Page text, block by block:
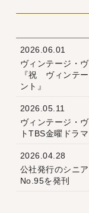
2026.06.01
ヴィンテージ・
『祝 ヴィンテ
ント』
2026.05.11
ヴィンテージ・
トTBS金曜ドラ
2026.04.28
公社発行のシニ
No.95を発刊